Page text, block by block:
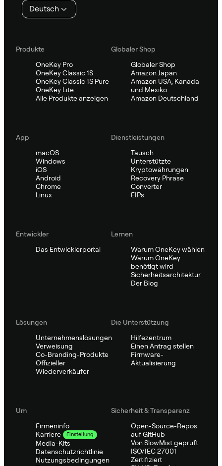
Deutsch
Produkte
OneKey Pro
OneKey Classic 1S
OneKey Classic 1S Pure
OneKey Lite
Alle Produkte anzeigen
Globaler Shop
Globaler Shop
Amazon Japan
Amazon USA, Kanada
und Mexiko
Amazon Deutschland
App
macOS
Windows
iOS
Android
Chrome
Linux
Dienstleistungen
Tausch
Unterstützte
Kryptowährungen
Recovery Phrase
Converter
EIPs
Entwickler
Das Entwicklerportal
Lernen
Warum OneKey wählen
Warum OneKey
benötigt wird
Sicherheitsarchitektur
Der Blog
Lösungen
Unternehmenslösungen
Verweisung
Co-Branding-Produkte
Offizieller
Wiederverkäufer
Die Unterstützung
Hilfezentrum
Einen Antrag stellen
Firmware-
Aktualisierung
Um
Firmeninfo
Karriere
Einstellung
Media-Kits
Datenschutzrichtlinie
Nutzungsbedingungen
Sicherheit & Transparenz
Open-Source-Repos
auf GitHub
Von SlowMist geprüft
ISO/IEC 27001
Zertifiziert